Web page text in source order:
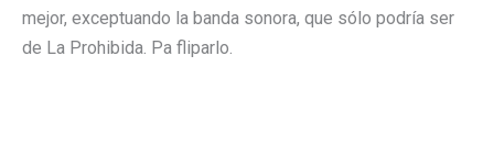
mejor, exceptuando la banda sonora, que sólo podría ser
de La Prohibida. Pa fliparlo.